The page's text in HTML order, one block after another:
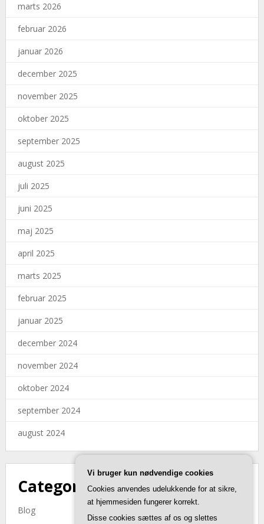
marts 2026
februar 2026
januar 2026
december 2025
november 2025
oktober 2025
september 2025
august 2025
juli 2025
juni 2025
maj 2025
april 2025
marts 2025
februar 2025
januar 2025
december 2024
november 2024
oktober 2024
september 2024
august 2024
Categories
Blog
Vi bruger kun nødvendige cookies
Cookies anvendes udelukkende for at sikre,
at hjemmesiden fungerer korrekt.
Disse cookies sættes af os og slettes